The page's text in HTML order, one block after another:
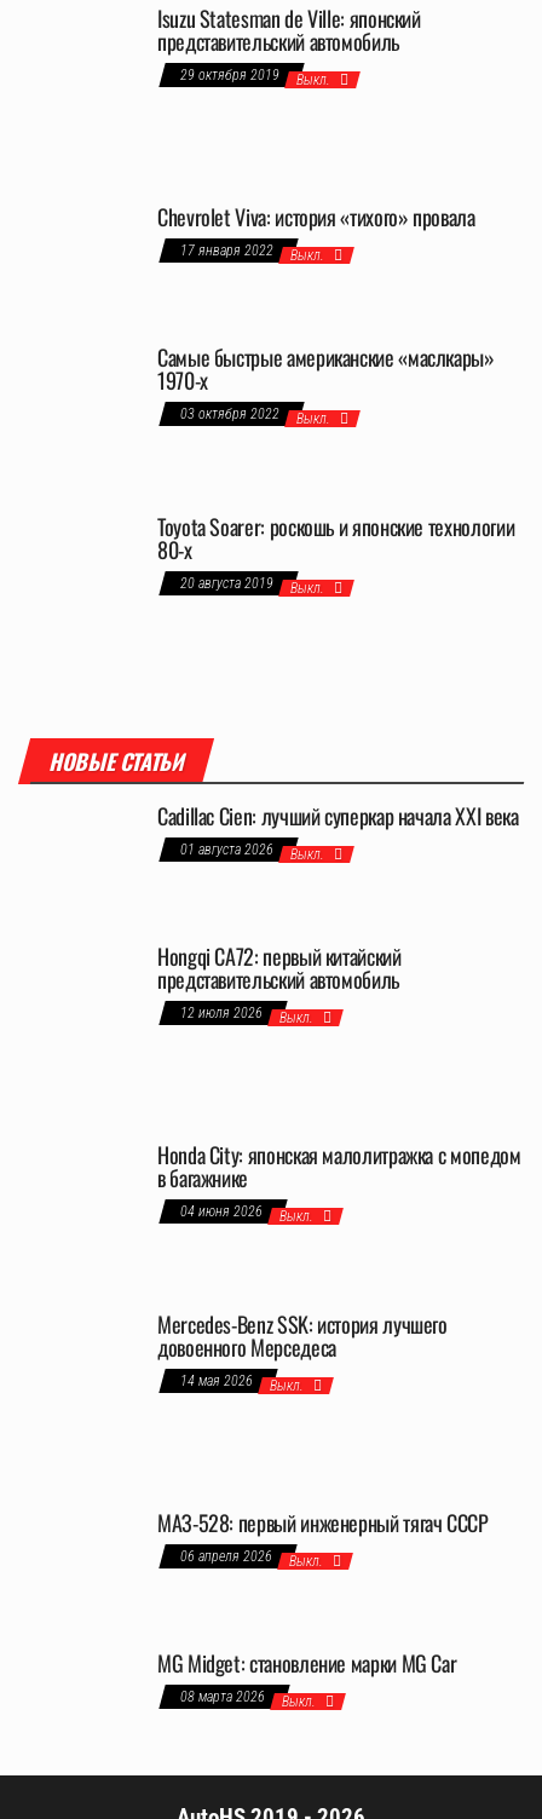
Isuzu Statesman de Ville: японский
представительский автомобиль
29 октября 2019 Выкл.
Chevrolet Viva: история «тихого» провала
17 января 2022 Выкл.
Самые быстрые американские «маслкары»
1970-х
03 октября 2022 Выкл.
Toyota Soarer: роскошь и японские технологии
80-х
20 августа 2019 Выкл.
НОВЫЕ СТАТЬИ
Cadillac Cien: лучший суперкар начала XXI века
01 августа 2026 Выкл.
Hongqi CA72: первый китайский
представительский автомобиль
12 июля 2026 Выкл.
Honda City: японская малолитражка с мопедом
в багажнике
04 июня 2026 Выкл.
Mercedes-Benz SSK: история лучшего
довоенного Мерседеса
14 мая 2026 Выкл.
МАЗ-528: первый инженерный тягач СССР
06 апреля 2026 Выкл.
MG Midget: становление марки MG Car
08 марта 2026 Выкл.